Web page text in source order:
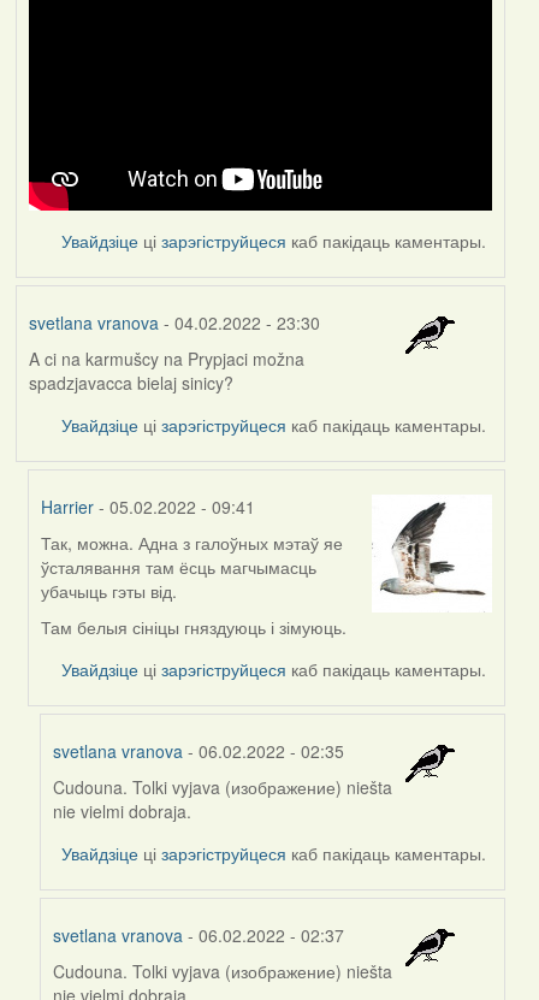
Увайдзіце цізарэгіструйцеся каб пакідаць каментары.
svetlana vranova - 04.02.2022 - 23:30
A ci na karmušcy na Prypjaci možna
spadzjavacca bielaj sinicy?
Увайдзіце цізарэгіструйцеся каб пакідаць каментары.
Harrier - 05.02.2022 - 09:41
In
reply
to
by
vranova
Так, можна. Адна з галоўных мэтаў яе
ўсталявання там ёсць магчымасць
убачыць гэты від.
Там белыя сініцы гняздуюць і зімуюць.
Увайдзіце цізарэгіструйцеся каб пакідаць каментары.
svetlana vranova - 06.02.2022 - 02:35
In
reply
to
Harrier
Cudouna. Tolki vyjava (изображение) niešta
nie vielmi dobraja.
Увайдзіце цізарэгіструйцеся каб пакідаць каментары.
svetlana vranova - 06.02.2022 - 02:37
In
Cudouna. Tolki vyjava (изображение) niešta
nie vielmi dobraja.